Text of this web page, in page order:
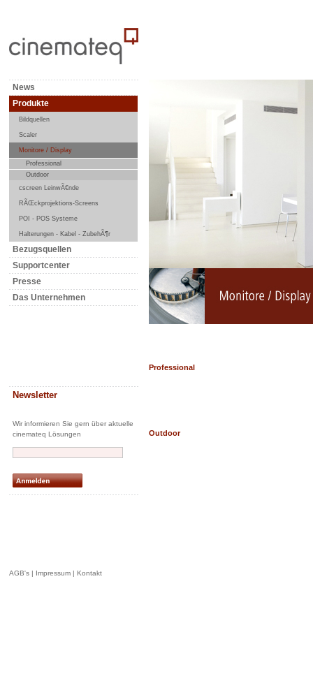
News
Produkte
Bildquellen
Scaler
Monitore / Display
Professional
Outdoor
cscreen LeinwÃ€nde
RÃŒckprojektions-Screens
POI - POS Systeme
Halterungen - Kabel - ZubehÃ¶r
Bezugsquellen
Supportcenter
Presse
Das Unternehmen
Newsletter
Wir informieren Sie gern über aktuelle
cinemateq Lösungen
Professional
Outdoor
AGB's| Impressum| Kontakt